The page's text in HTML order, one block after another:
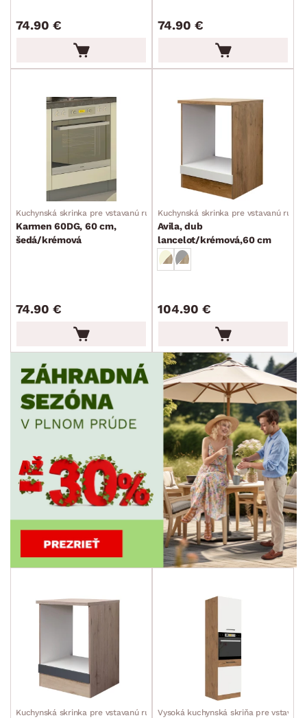
Kúpeľňové skrinky
Periňáky
Úložné kontajnery
Bytové doplnky
Sedacie súpravy a pohovky
Zostavy a steny
Drobný nábytok
Spotrebiče
ROZMERY
min. cm max. cm
min. cm max. cm
MATERIÁL
FUNKCIE
POVRCHOVÁ ÚPRAVA
ŠTÝL
MIESTNOSŤ
SKLADOVOSŤ
74.90 € 74.90 €
Kuchynská skrinka pre vstavanú rúru
Karmen 60DG, 60 cm,
šedá/krémová
74.90 €
Kuchynská skrinka pre vstavanú rúru
Avila, dub
lancelot/krémová,60 cm
104.90 €
Kuchynská skrinka pre vstavanú rúru Vysoká kuchynská skriňa pre